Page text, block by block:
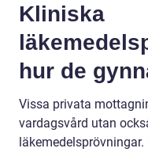
Kliniska
hur de
Vissa privata
vardagsvård utan